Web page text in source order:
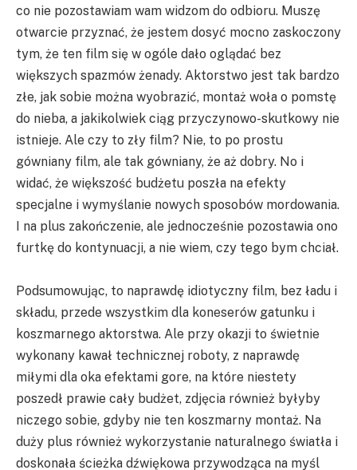
co nie pozostawiam wam widzom do odbioru. Muszę
otwarcie przyznać, że jestem dosyć mocno zaskoczony
tym, że ten film się w ogóle dało oglądać bez
większych spazmów żenady. Aktorstwo jest tak bardzo
złe, jak sobie można wyobrazić, montaż woła o pomstę
do nieba, a jakikolwiek ciąg przyczynowo-skutkowy nie
istnieje. Ale czy to zły film? Nie, to po prostu
gówniany film, ale tak gówniany, że aż dobry. No i
widać, że większość budżetu poszła na efekty
specjalne i wymyślanie nowych sposobów mordowania.
I na plus zakończenie, ale jednocześnie pozostawia ono
furtkę do kontynuacji, a nie wiem, czy tego bym chciał.
Podsumowując, to naprawdę idiotyczny film, bez ładu i
składu, przede wszystkim dla koneserów gatunku i
koszmarnego aktorstwa. Ale przy okazji to świetnie
wykonany kawał technicznej roboty, z naprawdę
miłymi dla oka efektami gore, na które niestety
poszedł prawie cały budżet, zdjęcia również byłyby
niczego sobie, gdyby nie ten koszmarny montaż. Na
duży plus również wykorzystanie naturalnego światła i
doskonała ścieżka dźwiękowa przywodząca na myśl